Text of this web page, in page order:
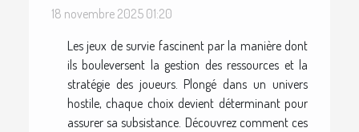
18 novembre 2025 01:20
Les jeux de survie fascinent par la manière dont
ils bouleversent la gestion des ressources et la
stratégie des joueurs. Plongé dans un univers
hostile, chaque choix devient déterminant pour
assurer sa subsistance. Découvrez comment ces